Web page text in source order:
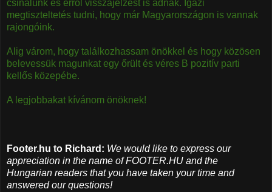
csinálunk és erről visszajelzést is adnak. Igazi
megtiszteltetés tudni, hogy már Magyarországon is vannak
rajongóink.
Alig várom, hogy találkozhassam önökkel és hogy közösen
belevessük magunkat egy őrült és véres B pozitív parti
kellős közepébe.
A legjobbakat kívánom önöknek!
Footer.hu to Richard: We would like to express our
appreciation in the name of FOOTER.HU and the
Hungarian readers that you have taken your time and
answered our questions!